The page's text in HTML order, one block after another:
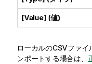
[Value] (値)
ローカルのCSVファイ
ンポートする場合は、